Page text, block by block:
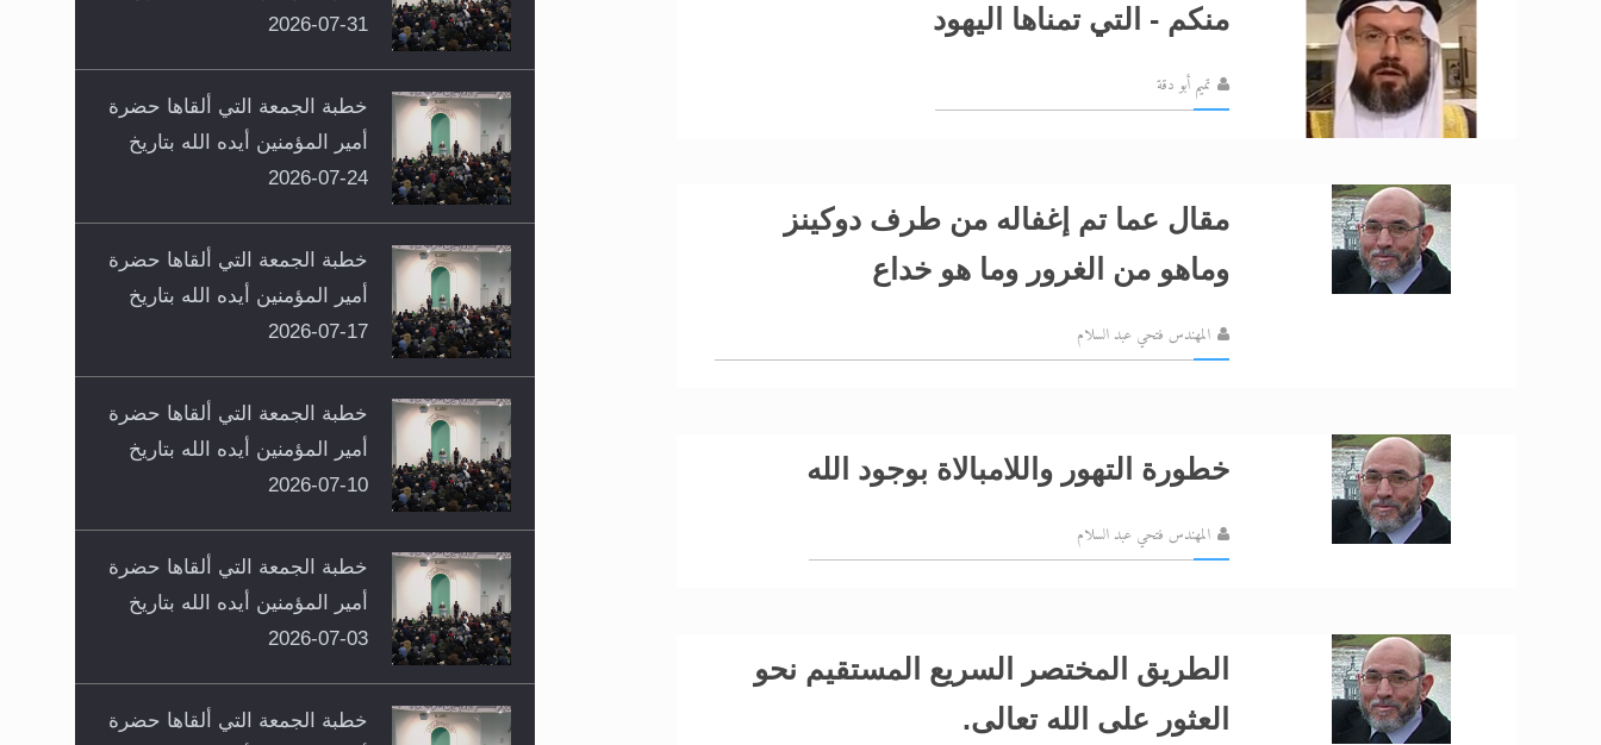
منكم - التي تمناها اليهود
تميم أبو دقة
مقال عما تم إغفاله من طرف دوكينز
وماهو من الغرور وما هو خداع
المهندس فتحي عبد السلام
خطورة التهور واللامبالاة بوجود الله
المهندس فتحي عبد السلام
الطريق المختصر السريع المستقيم نحو
العثور على الله تعالى.
31-07-2026
خطبة الجمعة التي ألقاها حضرة
أمير المؤمنين أيده الله بتاريخ
24-07-2026
خطبة الجمعة التي ألقاها حضرة
أمير المؤمنين أيده الله بتاريخ
17-07-2026
خطبة الجمعة التي ألقاها حضرة
أمير المؤمنين أيده الله بتاريخ
10-07-2026
خطبة الجمعة التي ألقاها حضرة
أمير المؤمنين أيده الله بتاريخ
03-07-2026
خطبة الجمعة التي ألقاها حضرة